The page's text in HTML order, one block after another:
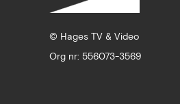
© Hages TV & Video
Org nr: 556073-3569